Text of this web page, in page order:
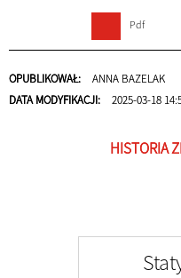
Pdf
OPUBLIKOWAŁ:
ANNA BAZELAK
DATA MODYFIKACJI:
2025-03-18
HISTORIA